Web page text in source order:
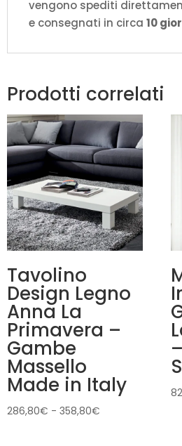
vengono spediti
e consegnati in circa 10
Prodotti correlati
Tavolino
Design Legno
Anna La
Primavera –
Gambe
Massello
Made in Italy
286,80€ - 358,80€